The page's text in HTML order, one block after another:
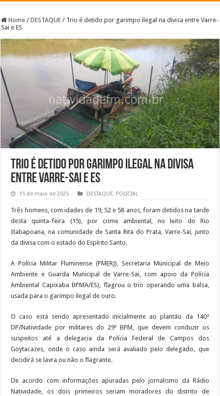
Home / DESTAQUE / Trio é detido por garimpo ilegal na divisa entre Varre-
Sai e ES
Trio é detido por garimpo ilegal na divisa
entre Varre-Sai e ES
15 de maio de 2025 DESTAQUE, POLICIAL
Três homens, com idades de 19, 52 e 58 anos, foram detidos na tarde
desta quinta-feira (15), por crime ambiental, no leito do Rio
Itabapoana, na comunidade de Santa Rita do Prata, Varre-Sai, junto
da divisa com o estado do Espírito Santo.
A Polícia Militar Fluminense (PMERJ), Secretaria Municipal de Meio
Ambiente e Guarda Municipal de Varre-Sai, com apoio da Polícia
Ambiental Capixaba BPMA/ES), flagrou o trio operando uma balsa,
usada para o garimpo ilegal de ouro.
O caso está sendo apresentado inicialmente ao plantão da 140ª
DP/Natividade por militares do 29º BPM, que devem conduzir os
suspeitos até a delegacia da Polícia Federal de Campos dos
Goytacazes, onde o caso ainda será avaliado pelo delegado, que
decidirá se lavra ou não o flagrante.
De acordo com informações apuradas pelo jornalismo da Rádio
Natividade, os dois primeiros seriam moradores do distrito de